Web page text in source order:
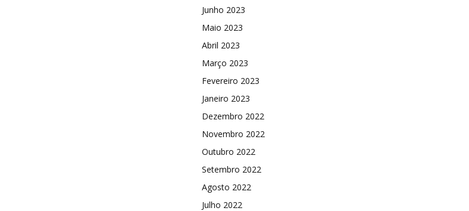
Junho 2023
Maio 2023
Abril 2023
Março 2023
Fevereiro 2023
Janeiro 2023
Dezembro 2022
Novembro 2022
Outubro 2022
Setembro 2022
Agosto 2022
Julho 2022